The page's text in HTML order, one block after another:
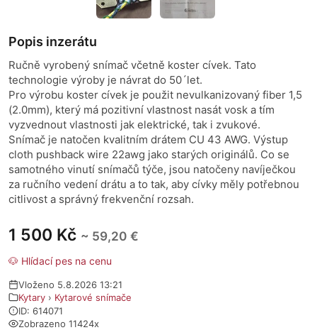
1 500 Kč ~ 59,20 €
🐶 Hlídací pes na cenu
Vloženo 5.8.2026 13:21
Kytary › Kytarové snímače
ID: 614071
Zobrazeno 11424x
Popis inzerátu
Ručně vyrobený snímač včetně koster cívek. Tato
technologie výroby je návrat do 50´let.
Pro výrobu koster cívek je použit nevulkanizovaný fiber 1,5
(2.0mm), který má pozitivní vlastnost nasát vosk a tím
vyzvednout vlastnosti jak elektrické, tak i zvukové.
Snímač je natočen kvalitním drátem CU 43 AWG. Výstup
cloth pushback wire 22awg jako starých originálů. Co se
samotného vinutí snímačů týče, jsou natočeny navíječkou
za ručního vedení drátu a to tak, aby cívky měly potřebnou
citlivost a správný frekvenční rozsah.